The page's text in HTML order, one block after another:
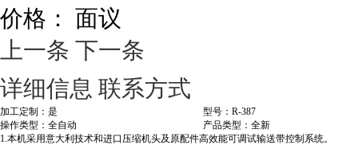
价格： 面议
上一条 下一条
详细信息 联系方式
加工定制：是
型号：R-387
操作类型：全自动
产品类型：全新
1.本机采用意大利技术和进口压缩机头及原配件高效能可调试输送带控制系统。